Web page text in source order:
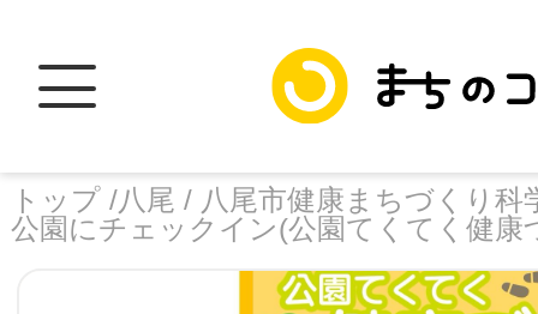
トップ /八尾 / ⼋尾市健康まちづくり
公園にチェックイン(公園てくてく健康